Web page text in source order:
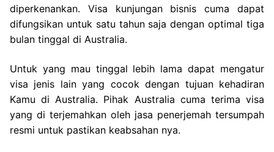
diperkenankan. Visa kunjungan bisnis cuma dapat
difungsikan untuk satu tahun saja dengan optimal tiga
bulan tinggal di Australia.
Untuk yang mau tinggal lebih lama dapat mengatur
visa jenis lain yang cocok dengan tujuan kehadiran
Kamu di Australia. Pihak Australia cuma terima visa
yang di terjemahkan oleh jasa penerjemah tersumpah
resmi untuk pastikan keabsahan nya.